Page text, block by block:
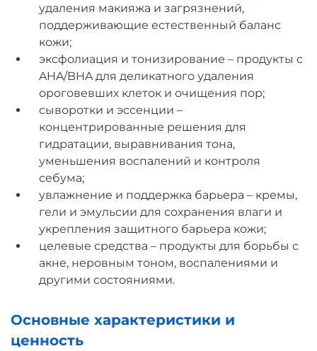
удаления макияжа и загрязнений,
поддерживающие естественный баланс
кожи;
эксфолиация и тонизирование – продукты с
AHA/BHA для деликатного удаления
ороговевших клеток и очищения пор;
сыворотки и эссенции –
концентрированные решения для
гидратации, выравнивания тона,
уменьшения воспалений и контроля
себума;
увлажнение и поддержка барьера – кремы,
гели и эмульсии для сохранения влаги и
укрепления защитного барьера кожи;
целевые средства – продукты для борьбы с
акне, неровным тоном, воспалениями и
другими состояниями.
Основные характеристики и
ценность